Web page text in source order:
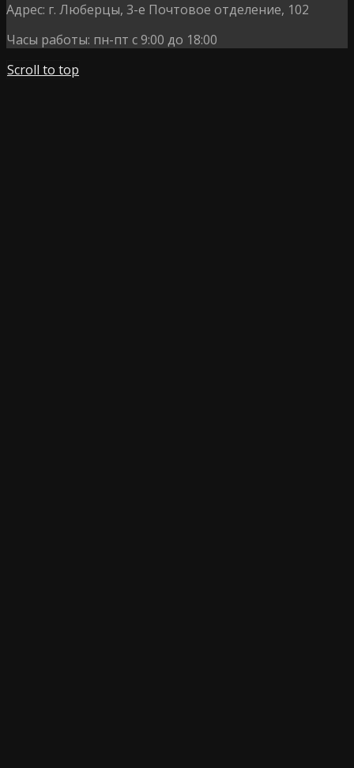
Адрес: г. Люберцы, 3-е Почтовое отделение, 102
Часы работы: пн-пт с 9:00 до 18:00
Scroll to top